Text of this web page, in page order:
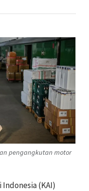
pengangkutan motor
Indonesia (KAI)